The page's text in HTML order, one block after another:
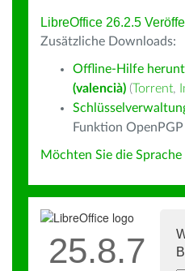
LibreOffice 26.2.5
Zusätzliche Downloads:
Offline-Hilfe
(valencià) (Torrent,
Funktion
Möchten Sie die Sprache
25.8.7